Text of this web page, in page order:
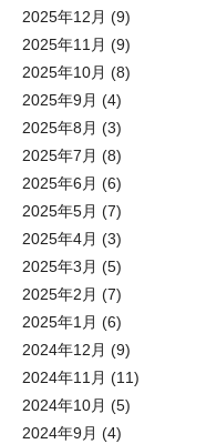
2025年12月 (9)
2025年11月 (9)
2025年10月 (8)
2025年9月 (4)
2025年8月 (3)
2025年7月 (8)
2025年6月 (6)
2025年5月 (7)
2025年4月 (3)
2025年3月 (5)
2025年2月 (7)
2025年1月 (6)
2024年12月 (9)
2024年11月 (11)
2024年10月 (5)
2024年9月 (4)